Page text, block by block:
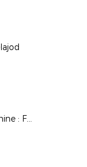
Coupe de France Féminine : FC Lyon (D1) / Le Puy Foot 43 Auvergne (R1)